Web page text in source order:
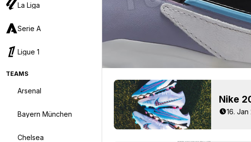
La Liga
Serie A
Ligue 1
TEAMS
Arsenal
Bayern München
Chelsea
16. Jan